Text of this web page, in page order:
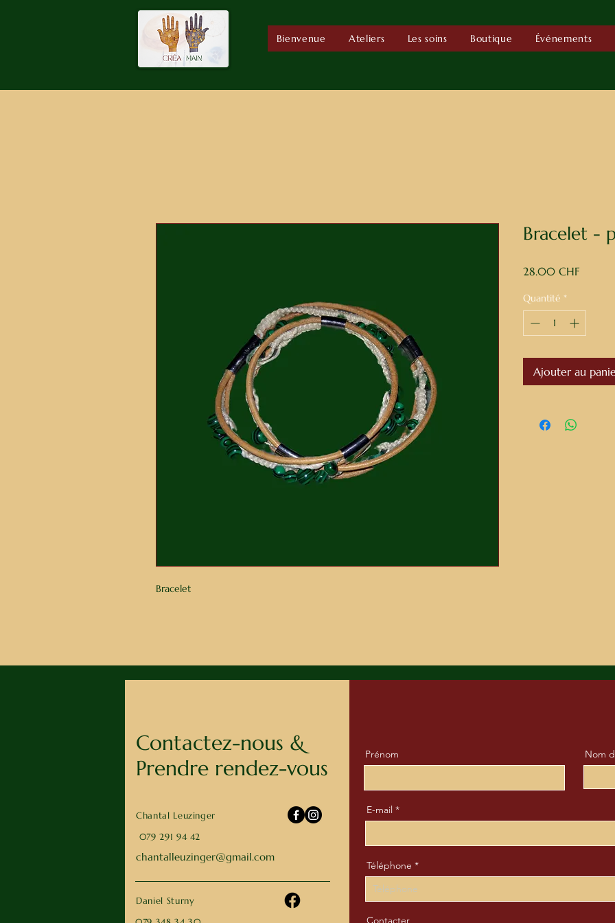
Bienvenue Ateliers Les soins Boutique Événements
Bracelet
Bracelet -
28.00 CHFPrix
Quantité *
Ajouter au
Contactez-nous &
Prendre rendez-vous
Chantal Leuzinger
079 291 94 42
chantalleuzinger@gmail.com
Daniel Sturny
Prénom Nom
E-mail
Téléphone
Contacter